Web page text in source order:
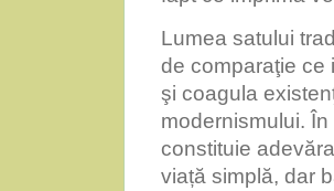
Lumea satului
de comparaţie ce
şi coagula
modernismului.
constituie
viață simplă, dar